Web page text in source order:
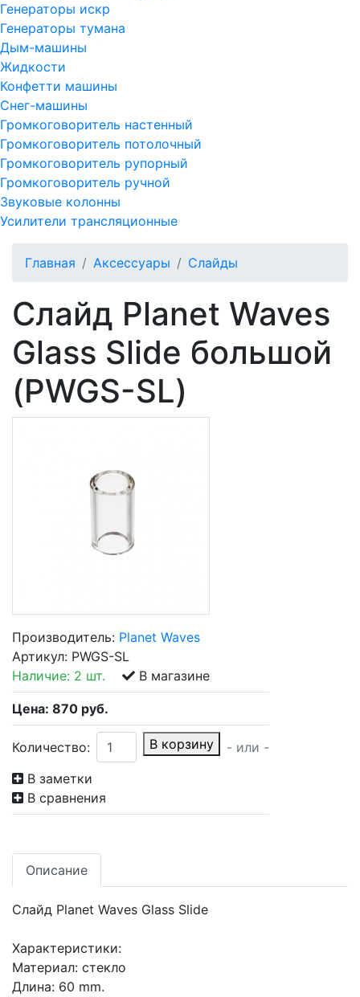
Генераторы искр
Генераторы тумана
Дым-машины
Жидкости
Конфетти машины
Снег-машины
Громкоговоритель настенный
Громкоговоритель потолочный
Громкоговоритель рупорный
Громкоговоритель ручной
Звуковые колонны
Усилители трансляционные
Главная Аксессуары Слайды
Слайд Planet Waves
Glass Slide большой
(PWGS-SL)
Производитель: Planet Waves
Артикул: PWGS-SL
Наличие: 2 шт. В магазине
Цена: 870 руб.
Количество: В корзину
- или -
В заметки
В сравнения
Описание
Слайд Planet Waves Glass Slide
Характеристики:
Материал: стекло
Длина: 60 mm.